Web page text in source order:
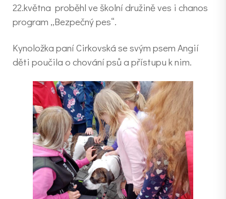
22.května proběhl ve školní družině ves i chanos
program „Bezpečný pes“.
Kynoložka paní Cirkovská se svým psem Angií
děti poučila o chování psů a přístupu k nim.